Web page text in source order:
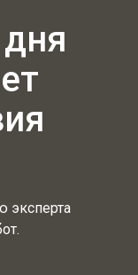
эксперта